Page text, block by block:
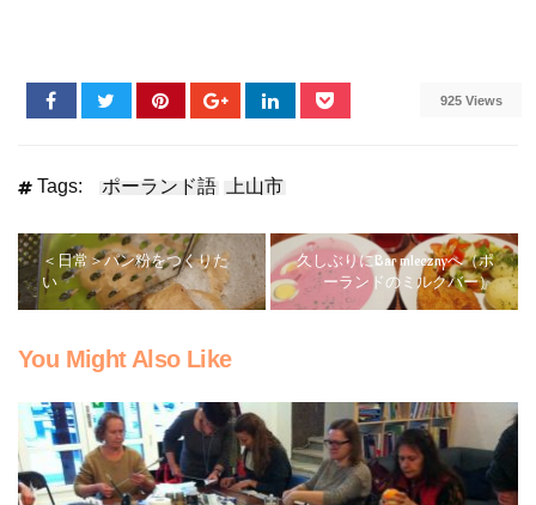
925 Views
Tags: ポーランド語 上山市
＜日常＞パン粉をつくりた
い
久しぶりにBar mlecznyへ（ポ
ーランドのミルクバー）
You Might Also Like